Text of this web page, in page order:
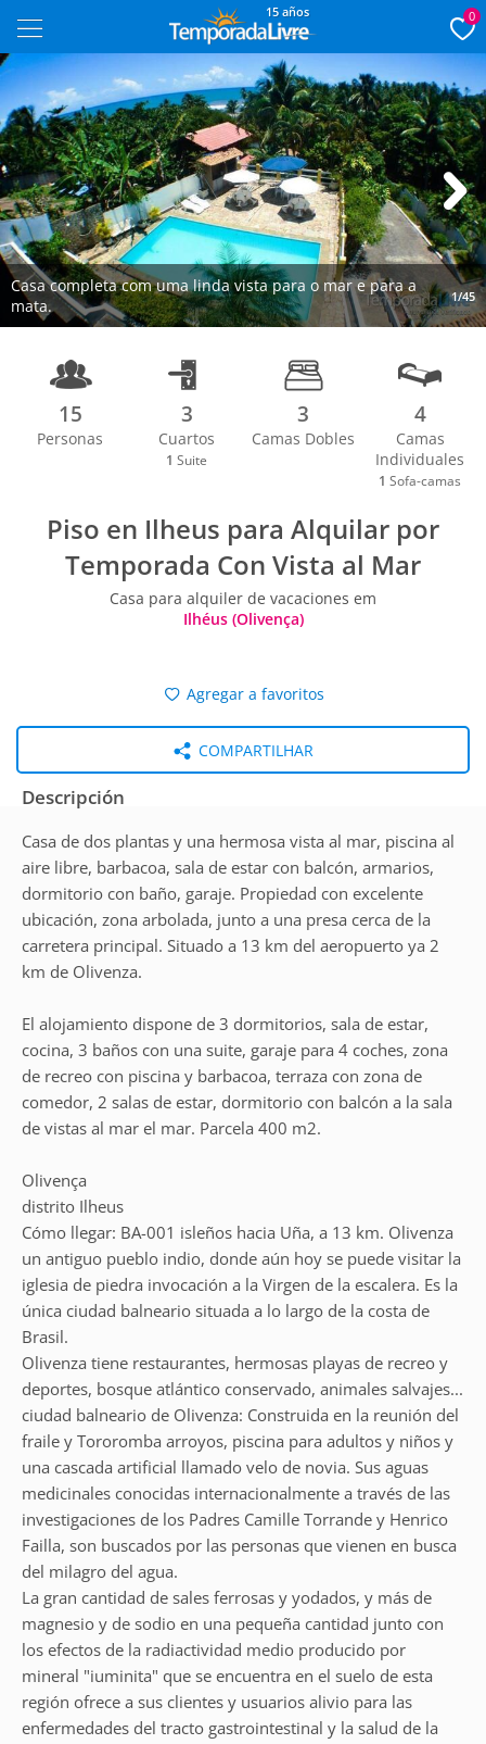
15 años 0
Casa completa com uma linda vista para o mar e para a
mata.
1/45
Next
15
Personas
3
Cuartos
1 Suite
3
Camas Dobles
4
Camas
Individuales
1 Sofa-camas
Piso en Ilheus para Alquilar por
Temporada Con Vista al Mar
Casa para alquiler de vacaciones em
Ilhéus (Olivença)
Agregar a favoritos
COMPARTILHAR
Descripción
Casa de dos plantas y una hermosa vista al mar, piscina al
aire libre, barbacoa, sala de estar con balcón, armarios,
dormitorio con baño, garaje. Propiedad con excelente
ubicación, zona arbolada, junto a una presa cerca de la
carretera principal. Situado a 13 km del aeropuerto ya 2
km de Olivenza.
El alojamiento dispone de 3 dormitorios, sala de estar,
cocina, 3 baños con una suite, garaje para 4 coches, zona
de recreo con piscina y barbacoa, terraza con zona de
comedor, 2 salas de estar, dormitorio con balcón a la sala
de vistas al mar el mar. Parcela 400 m2.
Olivença
distrito Ilheus
Cómo llegar: BA-001 isleños hacia Uña, a 13 km. Olivenza
un antiguo pueblo indio, donde aún hoy se puede visitar la
iglesia de piedra invocación a la Virgen de la escalera. Es la
única ciudad balneario situada a lo largo de la costa de
Brasil.
Olivenza tiene restaurantes, hermosas playas de recreo y
deportes, bosque atlántico conservado, animales salvajes...
ciudad balneario de Olivenza: Construida en la reunión del
fraile y Tororomba arroyos, piscina para adultos y niños y
una cascada artificial llamado velo de novia. Sus aguas
medicinales conocidas internacionalmente a través de las
investigaciones de los Padres Camille Torrande y Henrico
Failla, son buscados por las personas que vienen en busca
del milagro del agua.
La gran cantidad de sales ferrosas y yodados, y más de
magnesio y de sodio en una pequeña cantidad junto con
los efectos de la radiactividad medio producido por
mineral "iuminita" que se encuentra en el suelo de esta
región ofrece a sus clientes y usuarios alivio para las
enfermedades del tracto gastrointestinal y la salud de la